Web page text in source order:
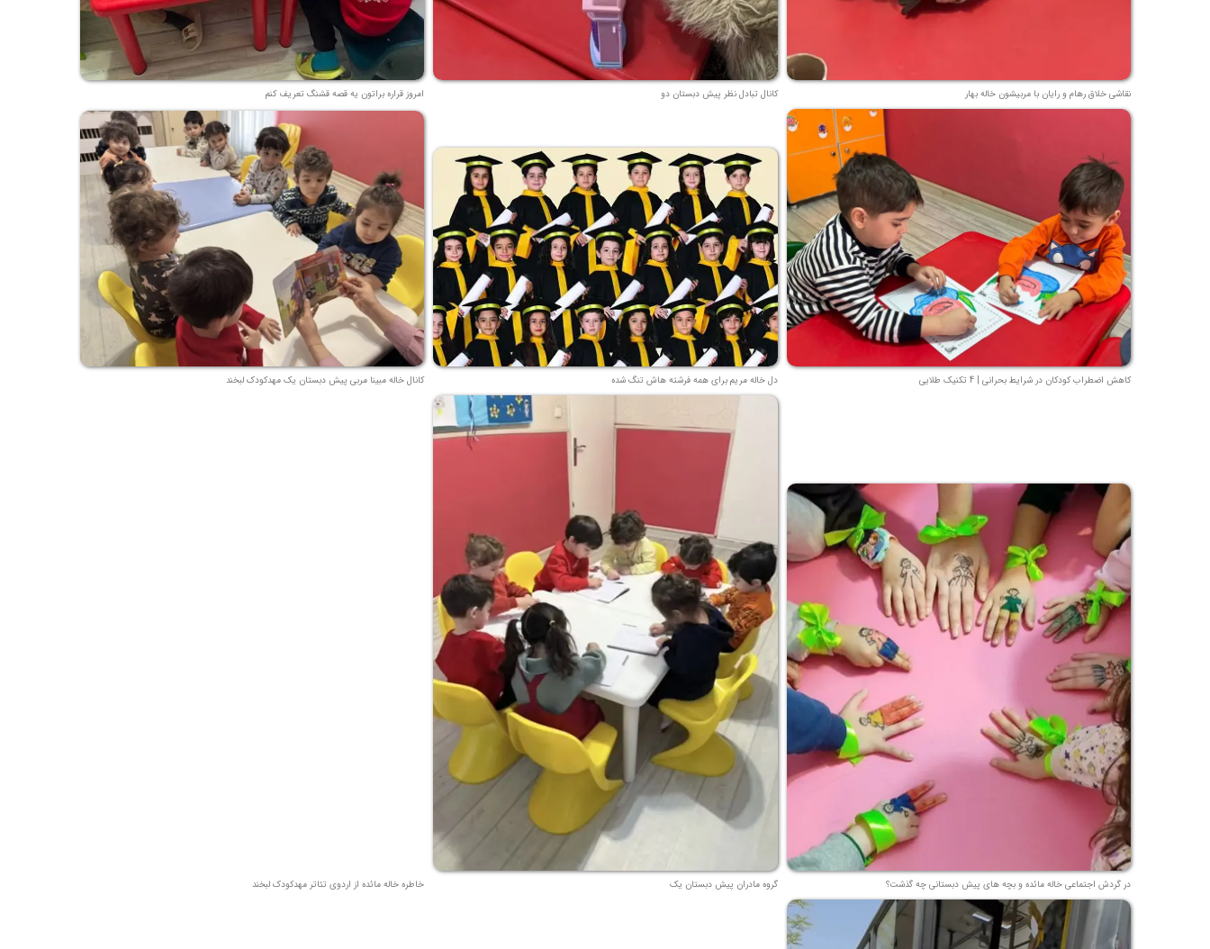
نقاشی خلاق رهام و رایان با مربیشون خاله بهار کانال تبادل نظر پیش دبستان دو امروز قراره براتون یه قصه قشنگ تعریف کنم
کاهش اضطراب کودکان در شرایط بحرانی | 4 تکنیک طلایی دل خاله مریم برای همه فرشته هاش تنگ شده کانال خاله مبینا مربی پیش دبستان یک مهدکودک لبخند
در گردش اجتماعی خاله مائده و بچه های پیش دبستانی چه گذشت؟ گروه مادران پیش دبستان یک خاطره خاله مائده از اردوی تئاتر مهدکودک لبخند